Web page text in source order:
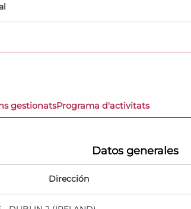
gestionatsPrograma d'activitats
Datos generales
Dirección